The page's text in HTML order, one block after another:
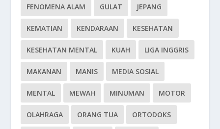
FENOMENA ALAM GULAT JEPANG
KEMATIAN KENDARAAN KESEHATAN
KESEHATAN MENTAL KUAH LIGA INGGRIS
MAKANAN MANIS MEDIA SOSIAL
MENTAL MEWAH MINUMAN MOTOR
OLAHRAGA ORANG TUA ORTODOKS